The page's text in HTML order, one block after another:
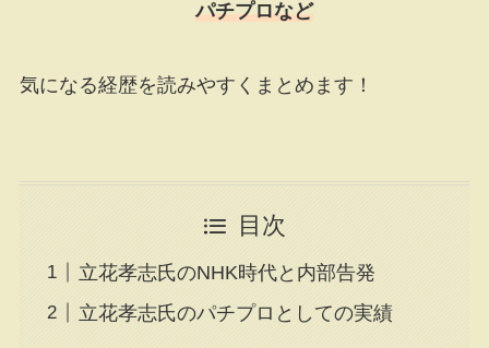
パチプロなど
気になる経歴を読みやすくまとめます！
目次
立花孝志氏のNHK時代と内部告発
立花孝志氏のパチプロとしての実績